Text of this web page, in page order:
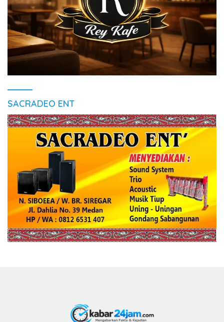
SACRADEO ENT